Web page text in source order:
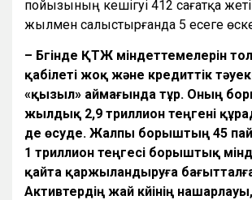
пойызының кешігуі 412 сағатқа
жылмен салыстырғанда 5 есеге
– Бүгінде ҚТЖ міндеттемелерін
қабілеті жоқ және кредиттік
«қызыл» аймағында тұр. Оның
жылдық 2,9 триллион теңгені
де өсуде. Жалпы борыштың 45
1 триллион теңгесі борыштық
қайта қаржыландыруға
Активтердің жай күйінің нашарлауы,